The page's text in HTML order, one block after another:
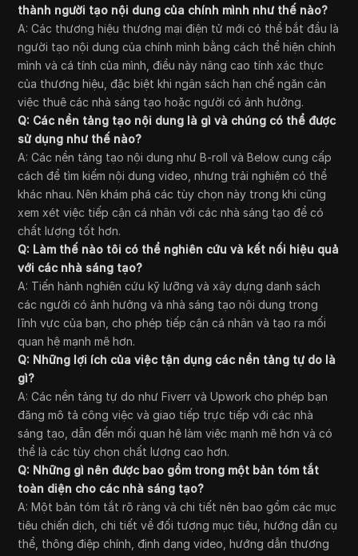
thành người tạo nội dung của chính mình như thế nào?
A: Các thương hiệu thương mại điện tử mới có thể bắt đầu là
người tạo nội dung của chính mình bằng cách thể hiện chính
mình và cá tính của mình, điều này nâng cao tính xác thực
của thương hiệu, đặc biệt khi ngân sách hạn chế ngăn cản
việc thuê các nhà sáng tạo hoặc người có ảnh hưởng.
Q: Các nền tảng tạo nội dung là gì và chúng có thể được
sử dụng như thế nào?
A: Các nền tảng tạo nội dung như B-roll và Below cung cấp
cách để tìm kiếm nội dung video, nhưng trải nghiệm có thể
khác nhau. Nên khám phá các tùy chọn này trong khi cũng
xem xét việc tiếp cận cá nhân với các nhà sáng tạo để có
chất lượng tốt hơn.
Q: Làm thế nào tôi có thể nghiên cứu và kết nối hiệu quả
với các nhà sáng tạo?
A: Tiến hành nghiên cứu kỹ lưỡng và xây dựng danh sách
các người có ảnh hưởng và nhà sáng tạo nội dung trong
lĩnh vực của bạn, cho phép tiếp cận cá nhân và tạo ra mối
quan hệ mạnh mẽ hơn.
Q: Những lợi ích của việc tận dụng các nền tảng tự do là
gì?
A: Các nền tảng tự do như Fiverr và Upwork cho phép bạn
đăng mô tả công việc và giao tiếp trực tiếp với các nhà
sáng tạo, dẫn đến mối quan hệ làm việc mạnh mẽ hơn và có
thể là các tùy chọn chất lượng cao hơn.
Q: Những gì nên được bao gồm trong một bản tóm tắt
toàn diện cho các nhà sáng tạo?
A: Một bản tóm tắt rõ ràng và chi tiết nên bao gồm các mục
tiêu chiến dịch, chi tiết về đối tượng mục tiêu, hướng dẫn cụ
thể, thông điệp chính, định dạng video, hướng dẫn thương